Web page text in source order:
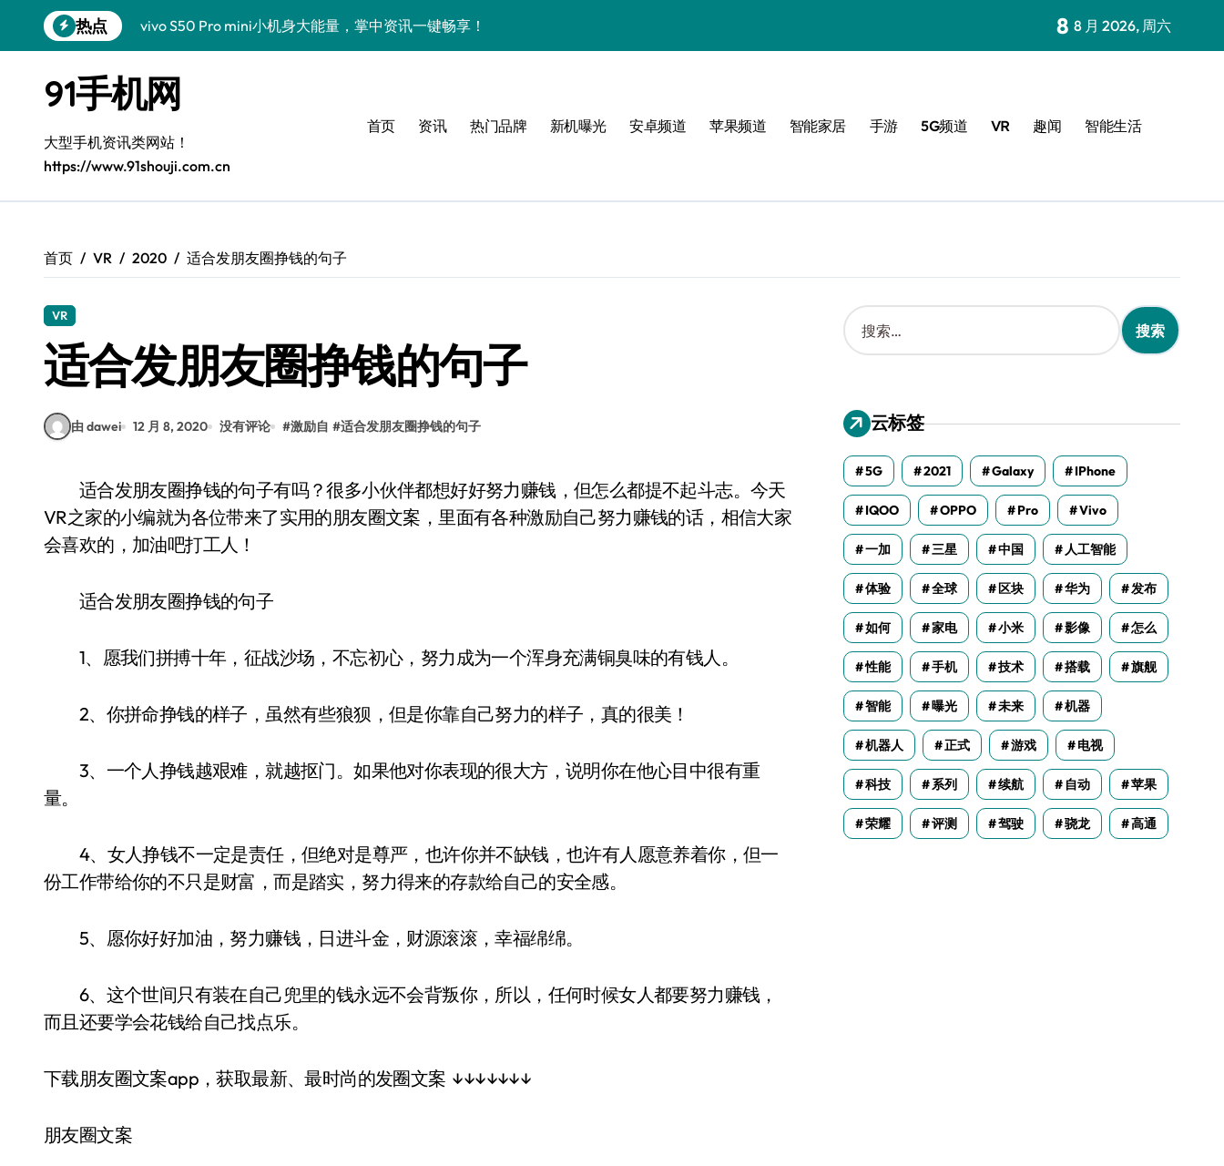
到
热点
vivo S50 Pro mini小机身大能量，掌中资讯一键畅享！
三星Galaxy S26震撼来袭！创新科技亮点，一键尽享未来！
三星Galaxy Z Fold7抢先揭秘！手机管家带你探新亮点
S25 Ultra颜值炸裂！定制主题潮翻全场
Galaxy S24+登场，解锁手机美颜新境界！
Galaxy A56 5G登场，时尚旗舰新体验！
三星Galaxy Z TriFold：三屏折叠新境界，掌中科技新体验！
8 8 月 2026, 周六
91手机网
大型手机资讯类网站！
https://www.91shouji.com.cn
首页 资讯 热门品牌 新机曝光 安卓频道 苹果频道 智能家居 手游 5G频道 VR 趣闻 智能生活
首页 VR 2020 适合发朋友圈挣钱的句子
VR
适合发朋友圈挣钱的句子
由 dawei 12 月 8, 2020 没有评论 #激励自 #适合发朋友圈挣钱的句子
适合发朋友圈挣钱的句子有吗？很多小伙伴都想好好努力赚钱，但怎么都提不起斗志。今天
VR之家的小编就为各位带来了实用的朋友圈文案，里面有各种激励自己努力赚钱的话，相信大家
会喜欢的，加油吧打工人！
适合发朋友圈挣钱的句子
1、愿我们拼搏十年，征战沙场，不忘初心，努力成为一个浑身充满铜臭味的有钱人。
2、你拼命挣钱的样子，虽然有些狼狈，但是你靠自己努力的样子，真的很美！
3、一个人挣钱越艰难，就越抠门。如果他对你表现的很大方，说明你在他心目中很有重
量。
4、女人挣钱不一定是责任，但绝对是尊严，也许你并不缺钱，也许有人愿意养着你，但一
份工作带给你的不只是财富，而是踏实，努力得来的存款给自己的安全感。
5、愿你好好加油，努力赚钱，日进斗金，财源滚滚，幸福绵绵。
6、这个世间只有装在自己兜里的钱永远不会背叛你，所以，任何时候女人都要努力赚钱，
而且还要学会花钱给自己找点乐。
下载朋友圈文案app，获取最新、最时尚的发圈文案 ↓↓↓↓↓↓↓
朋友圈文案
搜
索
：
云标签
5G 2021 Galaxy IPhone
IQOO OPPO Pro Vivo
一加 三星 中国 人工智能
体验 全球 区块 华为 发布
如何 家电 小米 影像 怎么
性能 手机 技术 搭载 旗舰
智能 曝光 未来 机器
机器人 正式 游戏 电视
科技 系列 续航 自动 苹果
荣耀 评测 驾驶 骁龙 高通